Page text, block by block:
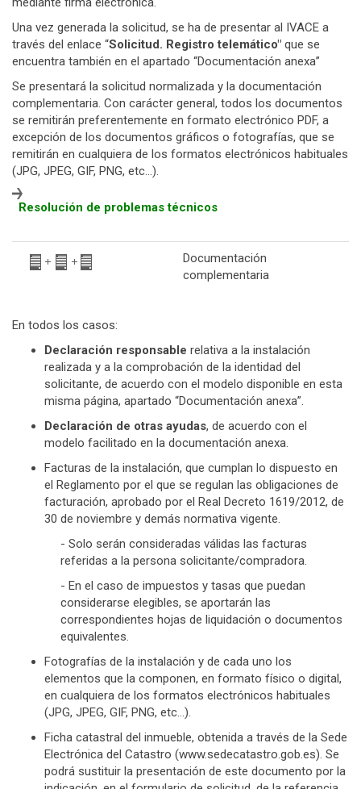
Una vez generada la solicitud, se ha de presentar al IVACE a
través del enlace “Solicitud. Registro telemático" que se
encuentra también en el apartado “Documentación anexa”
Se presentará la solicitud normalizada y la documentación
complementaria. Con carácter general, todos los documentos
se remitirán preferentemente en formato electrónico PDF, a
excepción de los documentos gráficos o fotografías, que se
remitirán en cualquiera de los formatos electrónicos habituales
(JPG, JPEG, GIF, PNG, etc…).
Resolución de problemas técnicos
Documentación
complementaria
En todos los casos:
Declaración responsable relativa a la instalación
realizada y a la comprobación de la identidad del
solicitante, de acuerdo con el modelo disponible en esta
misma página, apartado “Documentación anexa”.
Declaración de otras ayudas, de acuerdo con el
modelo facilitado en la documentación anexa.
Facturas de la instalación, que cumplan lo dispuesto en
el Reglamento por el que se regulan las obligaciones de
facturación, aprobado por el Real Decreto 1619/2012, de
30 de noviembre y demás normativa vigente.
- Solo serán consideradas válidas las facturas
referidas a la persona solicitante/compradora.
- En el caso de impuestos y tasas que puedan
considerarse elegibles, se aportarán las
correspondientes hojas de liquidación o documentos
equivalentes.
Fotografías de la instalación y de cada uno los
elementos que la componen, en formato físico o digital,
en cualquiera de los formatos electrónicos habituales
(JPG, JPEG, GIF, PNG, etc…).
Ficha catastral del inmueble, obtenida a través de la Sede
Electrónica del Catastro (www.sedecatastro.gob.es). Se
podrá sustituir la presentación de este documento por la